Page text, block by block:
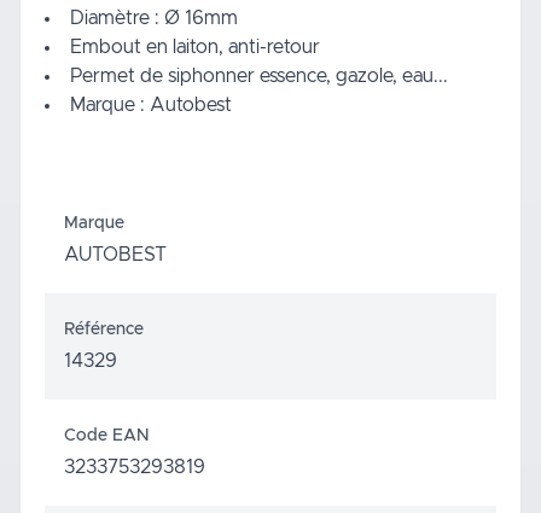
Diamètre : Ø 16mm
Embout en laiton, anti-retour
Permet de siphonner essence, gazole, eau...
Marque : Autobest
Marque
AUTOBEST
Référence
14329
Code EAN
3233753293819